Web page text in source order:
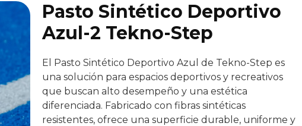
Laminados
Pisos Laminados
Vintage
Pasto Sintético Deportivo
Azul-2 Tekno-Step
El Pasto Sintético Deportivo Azul de Tekno-Step es
una solución para espacios deportivos y recreativos
que buscan alto desempeño y una estética
diferenciada. Fabricado con fibras sintéticas
resistentes, ofrece una superficie durable, uniforme y